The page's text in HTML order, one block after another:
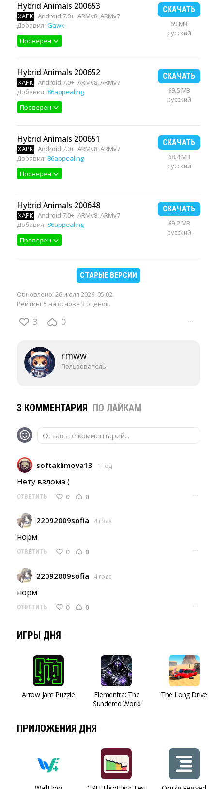
Hybrid Animals 200653
XAPK Android 7.0+ ARMv8, ARMv7
Добавил: Gawk
Проверен
СКАЧАТЬ
69 MB
русский
Hybrid Animals 200652
XAPK Android 7.0+ ARMv8, ARMv7
Добавил: 86appealing
Проверен
СКАЧАТЬ
69.5 MB
русский
Hybrid Animals 200651
XAPK Android 7.0+ ARMv8, ARMv7
Добавил: 86appealing
Проверен
СКАЧАТЬ
68.4 MB
русский
Hybrid Animals 200648
XAPK Android 7.0+ ARMv8, ARMv7
Добавил: 86appealing
Проверен
СКАЧАТЬ
69.2 MB
русский
СТАРЫЕ ВЕРСИИ
Обновлено: 26 июля 2026, 05:02.
Рейтинг 5 на основе 3 оценок.
3 0 ···
rmww
Пользователь
3 КОММЕНТАРИЯ ПО ЛАЙКАМ
Оставьте комментарий...
softaklimova13 1 год
Нету взлома (
ОТВЕТИТЬ 0 0 ···
22092009sofia 4 года
норм
ОТВЕТИТЬ 0 0 ···
22092009sofia 4 года
норм
ОТВЕТИТЬ 0 0 ···
ИГРЫ ДНЯ
Arrow Jam Puzzle
Elementra: The
Sundered World
The Long Drive
ПРИЛОЖЕНИЯ ДНЯ